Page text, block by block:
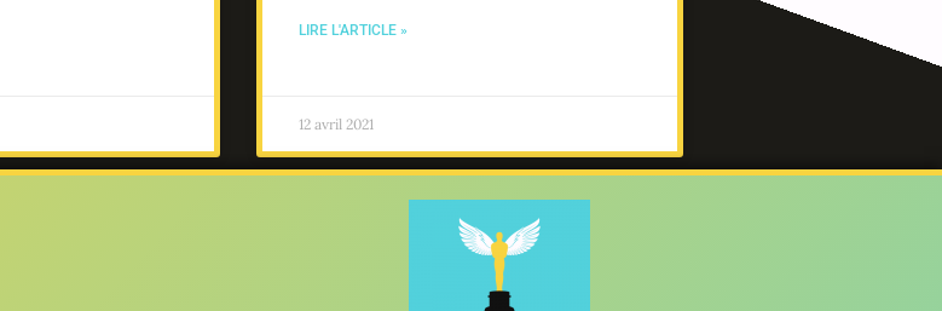
LIRE L'ARTICLE »
12 avril 2021